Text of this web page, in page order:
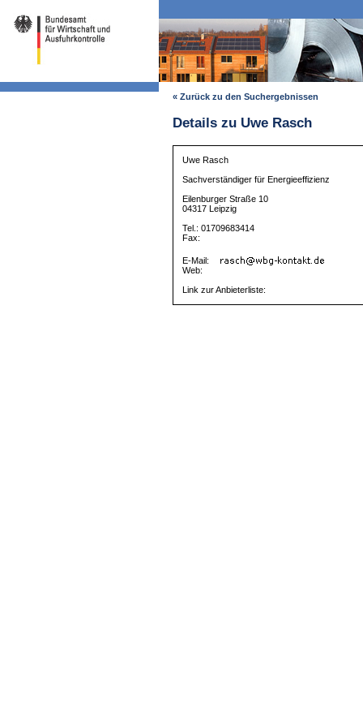
« Zurück zu den Suchergebnissen
Details zu Uwe Rasch
Uwe Rasch
Sachverständiger für Energieeffizienz
Eilenburger Straße 10
04317 Leipzig
Tel.: 01709683414
Fax:
E-Mail:
Web:
Link zur Anbieterliste: